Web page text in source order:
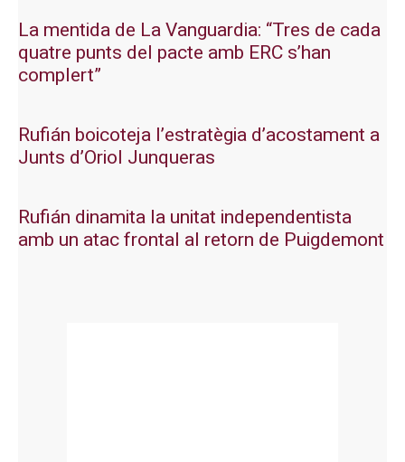
La mentida de La Vanguardia: “Tres de cada
quatre punts del pacte amb ERC s’han
complert”
Rufián boicoteja l’estratègia d’acostament a
Junts d’Oriol Junqueras
Rufián dinamita la unitat independentista
amb un atac frontal al retorn de Puigdemont